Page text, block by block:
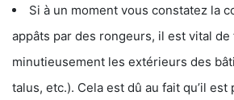
Si à un moment vous constatez la
appâts par des rongeurs, il est vital
minutieusement les extérieurs des
talus, etc.). Cela est dû au fait qu’il est